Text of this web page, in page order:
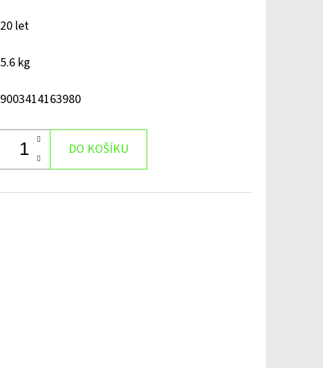
20 let
5.6 kg
9003414163980
DO KOŠÍKU